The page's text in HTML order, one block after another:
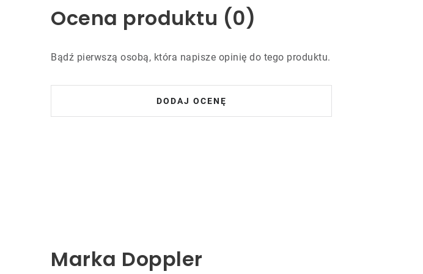
Ocena produktu (0)
Bądź pierwszą osobą, która napisze opinię do tego produktu.
DODAJ OCENĘ
Marka Doppler